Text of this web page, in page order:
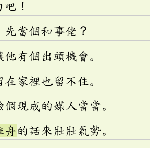
！
先當個和事佬？
有個出頭機會。
家裡也留不住。
個現成的媒人當當。
舟的話來壯壯氣勢。